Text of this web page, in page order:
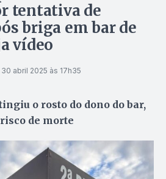
tentativa de
briga em bar de
vídeo
30 abril 2025 às 17h35
o rosto do dono do bar,
de morte